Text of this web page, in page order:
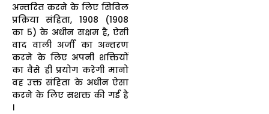
अन्तरित करने के लिए सिविल
प्रक्रिया संहिता, 1908 (1908
का 5) के अधीन सक्षम है, ऐसी
वाद वाली अर्जी का अन्तरण
करने के लिए अपनी शक्तियों
का वैसे ही प्रयोग करेगी मानो
वह उक्त संहिता के अधीन ऐसा
करने के लिए सशक्त की गई है
।